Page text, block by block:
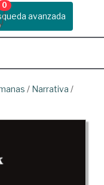
avanzada
0
/ Narrativa /